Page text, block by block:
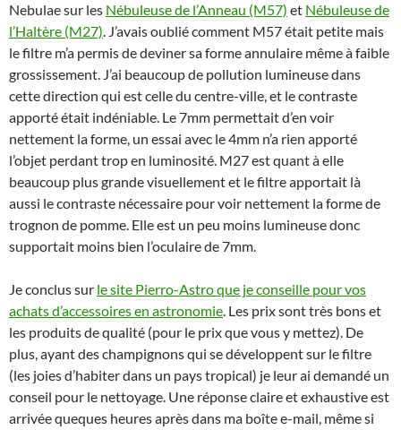
Nebulae sur les Nébuleuse de l’Anneau (M57) et Nébuleuse de
l’Haltère (M27). J’avais oublié comment M57 était petite mais
le filtre m’a permis de deviner sa forme annulaire même à faible
grossissement. J’ai beaucoup de pollution lumineuse dans
cette direction qui est celle du centre-ville, et le contraste
apporté était indéniable. Le 7mm permettait d’en voir
nettement la forme, un essai avec le 4mm n’a rien apporté
l’objet perdant trop en luminosité. M27 est quant à elle
beaucoup plus grande visuellement et le filtre apportait là
aussi le contraste nécessaire pour voir nettement la forme de
trognon de pomme. Elle est un peu moins lumineuse donc
supportait moins bien l’oculaire de 7mm.
Je conclus sur le site Pierro-Astro que je conseille pour vos
achats d’accessoires en astronomie. Les prix sont très bons et
les produits de qualité (pour le prix que vous y mettez). De
plus, ayant des champignons qui se développent sur le filtre
(les joies d’habiter dans un pays tropical) je leur ai demandé un
conseil pour le nettoyage. Une réponse claire et exhaustive est
arrivée queques heures après dans ma boîte e-mail, même si